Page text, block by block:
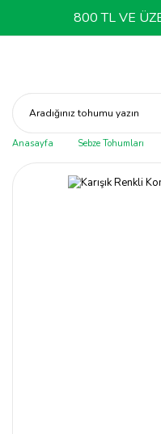
800 TL VE
Aradığınız tohumu yazın
Anasayfa Sebze Tohumları